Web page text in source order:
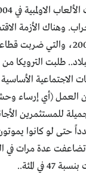
وهناك الأزمة
ابتدأ طورها الأخير في 2008،
العمل (أي إرساء
للمستثمرين
حتى لو كانوا
عدة مرات في
في المئة..